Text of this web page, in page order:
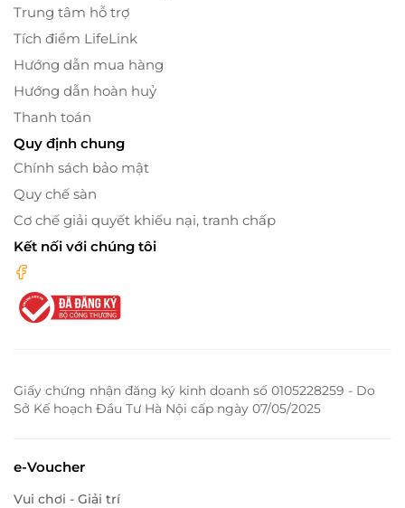
Trung tâm hỗ trợ
Tích điểm LifeLink
Hướng dẫn mua hàng
Hướng dẫn hoàn huỷ
Thanh toán
Quy định chung
Chính sách bảo mật
Quy chế sàn
Cơ chế giải quyết khiếu nại, tranh chấp
Kết nối với chúng tôi
Giấy chứng nhận đăng ký kinh doanh số 0105228259 - Do
Sở Kế hoạch Đầu Tư Hà Nội cấp ngày 07/05/2025
e-Voucher
Vui chơi - Giải trí